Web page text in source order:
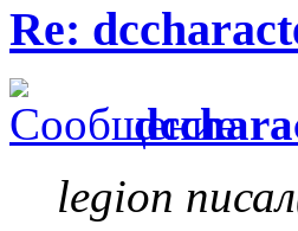
Re:
legion